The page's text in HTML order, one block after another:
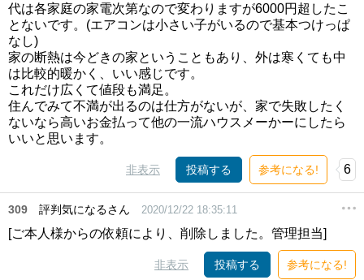
代は各家庭の家電次第なので変わりますが6000円超したこ
とないです。(エアコンは小さい子がいるので基本つけっぱ
なし)
家の断熱は今どきの家ということもあり、外は寒くても中
は比較的暖かく、いい感じです。
これだけ広くて値段も満足。
住んでみて不満が出るのは仕方がないが、家で失敗したく
ないなら高いお金払って他の一流ハウスメーかーにしたら
いいと思います。
非表示 投稿する 参考になる! 6
309 評判気になるさん 2020/12/22 18:35:11
[ご本人様からの依頼により、削除しました。管理担当]
非表示 投稿する 参考になる!